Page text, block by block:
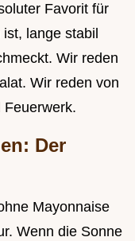
Favorit für
lange stabil
Wir reden
Wir reden von
Feuerwerk.
Der
Mayonnaise
Wenn die Sonne